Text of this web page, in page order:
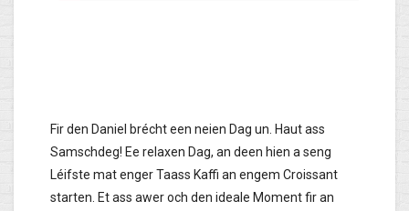
Fir den Daniel brécht een neien Dag un. Haut ass
Samschdeg! Ee relaxen Dag, an deen hien a seng
Léifste mat enger Taass Kaffi an engem Croissant
starten. Et ass awer och den ideale Moment fir an